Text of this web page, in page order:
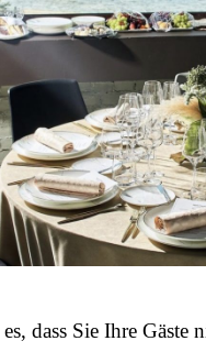
dass Sie Ihre Gäste